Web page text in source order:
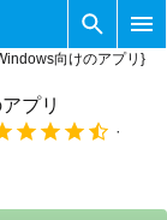
向けのアプリ}
プリ